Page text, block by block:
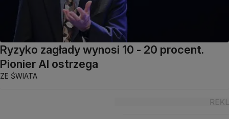
Ryzyko zagłady wynosi 10 - 20 procent.
Pionier AI ostrzega
ZE ŚWIATA